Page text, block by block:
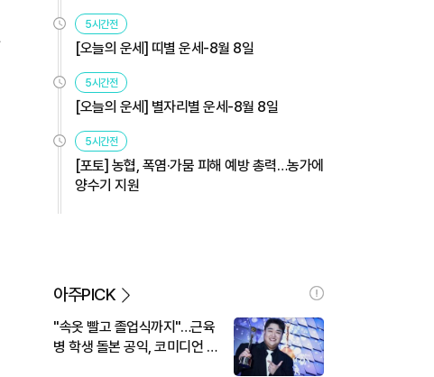
5시간전
[오늘의 운세] 띠별 운세-8월 8일
5시간전
[오늘의 운세] 별자리별 운세-8월 8일
5시간전
[포토] 농협, 폭염·가뭄 피해 예방 총력…농가에
양수기 지원
아주PICK
"속옷 빨고 졸업식까지"…근육
병 학생 돌본 공익, 코미디언 김